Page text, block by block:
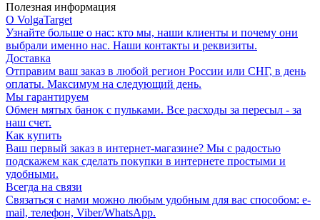
Полезная информация
О VolgaTarget
Узнайте больше о нас: кто мы, наши клиенты и почему они
выбрали именно нас. Наши контакты и реквизиты.
Доставка
Отправим ваш заказ в любой регион России или СНГ, в день
оплаты. Максимум на следующий день.
Мы гарантируем
Обмен мятых банок с пульками. Все расходы за пересыл - за
наш счет.
Как купить
Ваш первый заказ в интернет-магазине? Мы с радостью
подскажем как сделать покупки в интернете простыми и
удобными.
Всегда на связи
Связаться с нами можно любым удобным для вас способом: e-
mail, телефон, Viber/WhatsApp.